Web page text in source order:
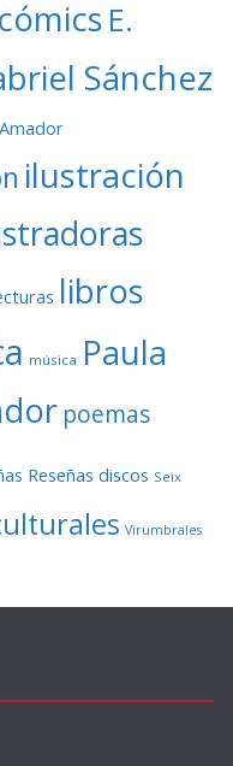
cómics E.
Sánchez
ilustración
libros
música Paula
poemas
Reseñas discos Seix
Virumbrales